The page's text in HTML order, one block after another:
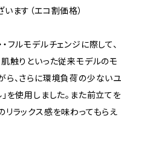
ます（エコ割価格）
ルモデルチェンジに際して、
触りといった従来モデルのモ
ら、さらに環境負荷の少ないユ
を使用しました。また前立てを
ラックス感を味わってもらえ